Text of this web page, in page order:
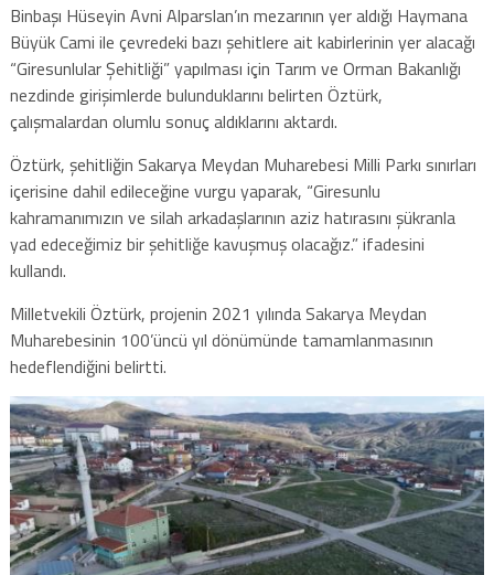
Binbaşı Hüseyin Avni Alparslan’ın mezarının yer aldığı Haymana
Büyük Cami ile çevredeki bazı şehitlere ait kabirlerinin yer alacağı
“Giresunlular Şehitliği” yapılması için Tarım ve Orman Bakanlığı
nezdinde girişimlerde bulunduklarını belirten Öztürk,
çalışmalardan olumlu sonuç aldıklarını aktardı.
Öztürk, şehitliğin Sakarya Meydan Muharebesi Milli Parkı sınırları
içerisine dahil edileceğine vurgu yaparak, “Giresunlu
kahramanımızın ve silah arkadaşlarının aziz hatırasını şükranla
yad edeceğimiz bir şehitliğe kavuşmuş olacağız.” ifadesini
kullandı.
Milletvekili Öztürk, projenin 2021 yılında Sakarya Meydan
Muharebesinin 100’üncü yıl dönümünde tamamlanmasının
hedeflendiğini belirtti.